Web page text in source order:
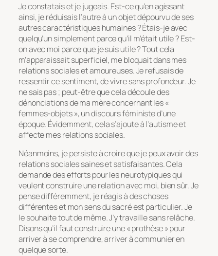
Je constatais et je jugeais. Est-ce qu’en agissant
ainsi, je réduisais l’autre à un objet dépourvu de ses
autres caractéristiques humaines ? Étais-je avec
quelqu’un simplement parce qu’il m’était utile ? Est-
on avec moi parce que je suis utile ? Tout cela
m’apparaissait superficiel, me bloquait dans mes
relations sociales et amoureuses. Je refusais de
ressentir ce sentiment, de vivre sans profondeur. Je
ne sais pas ; peut-être que cela découle des
dénonciations de ma mère concernant les «
femmes-objets », un discours féministe d’une
époque. Évidemment, cela s’ajoute à l’autisme et
affecte mes relations sociales.
Néanmoins, je persiste à croire que je peux avoir des
relations sociales saines et satisfaisantes. Cela
demande des efforts pour les neurotypiques qui
veulent construire une relation avec moi, bien sûr. Je
pense différemment, je réagis à des choses
différentes et mon sens du sacré est particulier. Je
le souhaite tout de même. J’y travaille sans relâche.
Disons qu’il faut construire une « prothèse » pour
arriver à se comprendre, arriver à communier en
quelque sorte.